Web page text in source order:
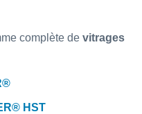
complète de vitrages
HST